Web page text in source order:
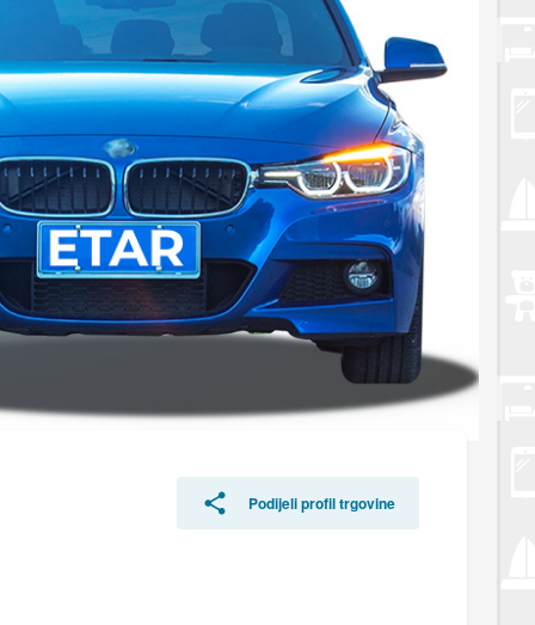
Podijeli profil trgovine